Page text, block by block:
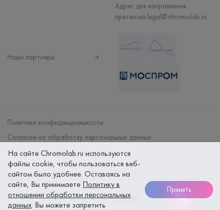
Адрес для направления
претензий:legal@chromolab.ru
Наши партнеры
Политика конфиденциальности
Согласие на обработку персональных данных
Договор на оказание мед. услуг
Безопасность платежей гарантируется использованием SSL
протокола. Данные вашей банковской карты надежно защищены при
оплате онлайн
Сайт разработанmegaBit
На сайте Chromolab.ru используются
файлы cookie, чтобы пользоваться веб-
сайтом было удобнее. Оставаясь на
сайте, Вы принимаете Политику в
отношении обработки персональных
данных. Вы можете запретить
Принять